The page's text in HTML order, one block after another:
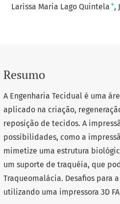
Larissa Maria Lago Quintela +
Resumo
A Engenharia Tecidual é uma
aplicado na criação,
reposição de tecidos. A
possibilidades, como a
mimetize uma estrutura
um suporte de traquéia, que
Traqueomalácia. Desafios para
utilizando uma impressora 3D